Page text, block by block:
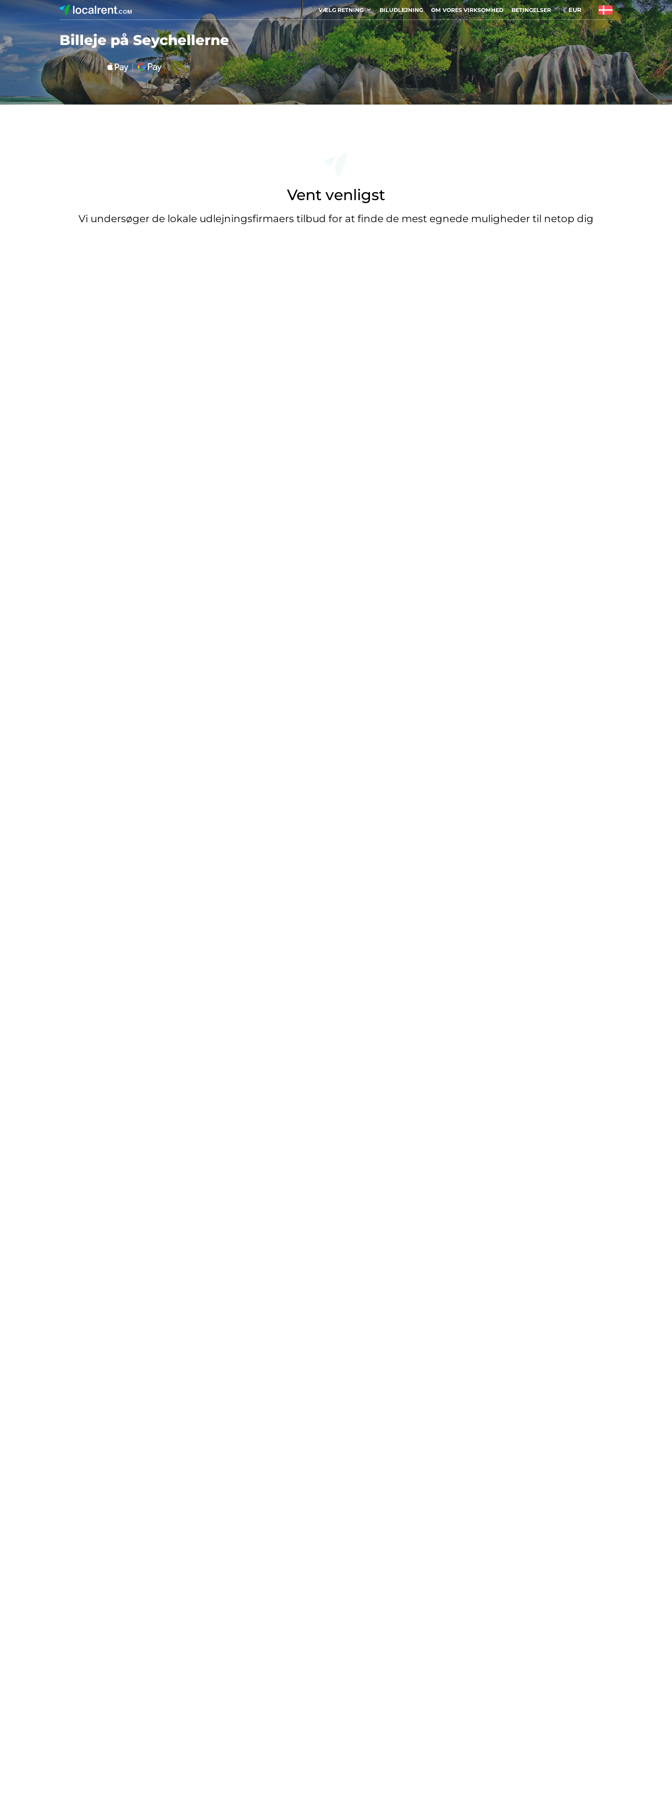
VÆLG RETNING BILUDLEJNING OM VORES VIRKSOMHED BETINGELSER EUR
Billeje på Seychellerne
Vent venligst
Vi undersøger de lokale udlejningsfirmaers tilbud for at finde de mest egnede muligheder til netop dig